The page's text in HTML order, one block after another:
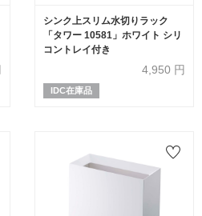
シンク上スリム水切りラック
「タワー 10581」ホワイト シリ
コントレイ付き
4,950 円
IDC在庫品